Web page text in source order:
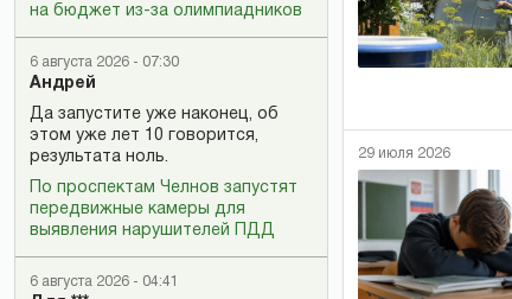
на бюджет из-за олимпиадников
6 августа 2026 - 07:30
Андрей
Да запустите уже наконец, об
этом уже лет 10 говорится,
результата ноль.
По проспектам Челнов запустят
передвижные камеры для
выявления нарушителей ПДД
6 августа 2026 - 04:41
29 июля 2026